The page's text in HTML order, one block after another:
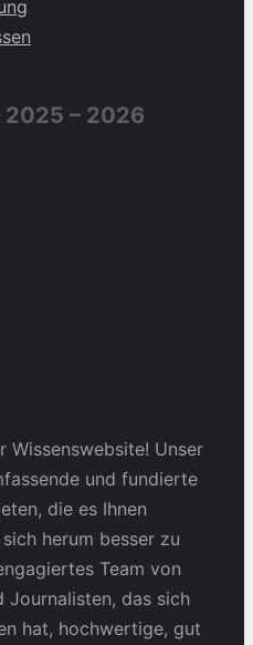
2025 – 2026
Wissenswebsite! Unser
und fundierte
die es Ihnen
herum besser zu
Team von
Journalisten, das sich
hat, hochwertige, gut